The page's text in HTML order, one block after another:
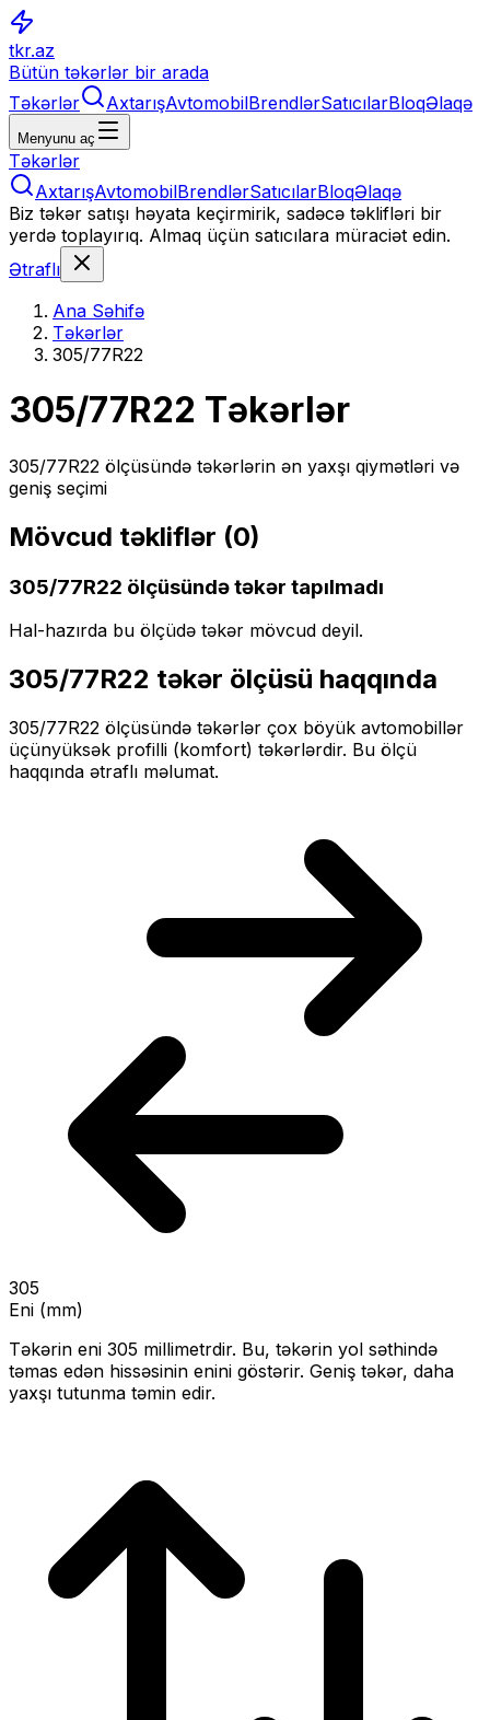
tkr.az
Bütün təkərlər bir arada
Təkərlər
AxtarışAvtomobilBrendlərSatıcılarBloqƏlaqə
Menyunu aç
Təkərlər
AxtarışAvtomobilBrendlərSatıcılarBloqƏlaqə
Biz təkər satışı həyata keçirmirik, sadəcə təklifləri bir
yerdə toplayırıq. Almaq üçün satıcılara müraciət edin.
Ətraflı
Ana Səhifə
Təkərlər
305/77R22
305/77R22 Təkərlər
305/77R22 ölçüsündə təkərlərin ən yaxşı qiymətləri və
geniş seçimi
Mövcud təkliflər (0)
305/77R22 ölçüsündə təkər tapılmadı
Hal-hazırda bu ölçüdə təkər mövcud deyil.
305/77R22 təkər ölçüsü haqqında
305/77R22 ölçüsündə təkərlər çox böyük avtomobillər
üçünyüksək profilli (komfort) təkərlərdir. Bu ölçü
haqqında ətraflı məlumat.
305
Eni (mm)
Təkərin eni 305 millimetrdir. Bu, təkərin yol səthində
təmas edən hissəsinin enini göstərir. Geniş təkər, daha
yaxşı tutunma təmin edir.